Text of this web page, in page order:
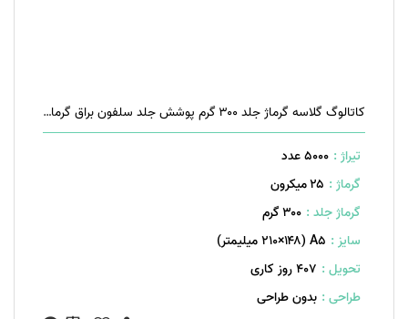
کاتالوگ گلاسه گرماژ جلد ۳۰۰ گرم پوشش جلد سلفون براق گرماژ داخل ۱۷۰ گرم ۱۶ صفحه منگنه تخت
تیراژ : 5000 عدد
گرماژ : ۲۵ میکرون
گرماژ جلد : ۳۰۰ گرم
سایز : A۵ (۲۱۰×۱۴۸ میلیمتر)
تحویل : 407 روز کاری
طراحی : بدون طراحی